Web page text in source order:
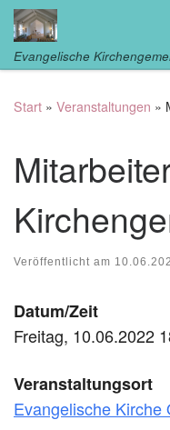
Zum Inhalt springen
Evangelische
Start » Veranstaltungen »
Veröffentlicht am
Datum/Zeit
Freitag, 10.06.2022
Veranstaltungsort
Evangelische Kirche